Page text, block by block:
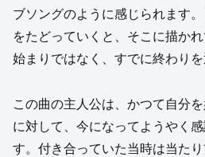
ブソングのように感じられます
をたどっていくと、そこに描か
始まりではなく、すでに終わりを
この曲の主人公は、かつて自分
に対して、今になってようやく
す。付き合っていた当時は当た